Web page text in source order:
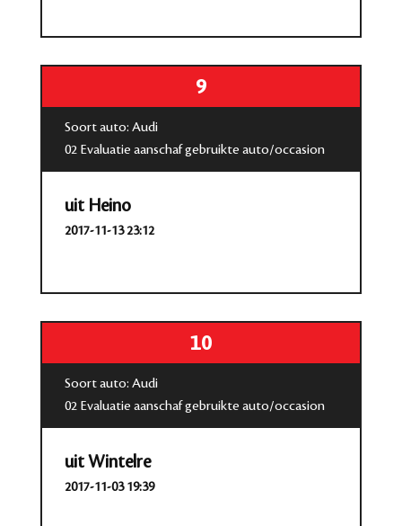
9
Soort auto: Audi
02 Evaluatie aanschaf gebruikte auto/occasion
uit Heino
2017-11-13 23:12
10
Soort auto: Audi
02 Evaluatie aanschaf gebruikte auto/occasion
uit Wintelre
2017-11-03 19:39